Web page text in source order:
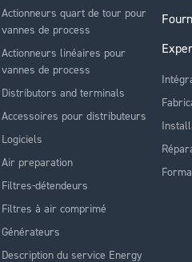
Actionneurs quart de tour pour
vannes de process
Actionneurs linéaires pour
vannes de process
Distributors and terminals
Accessoires pour distributeurs
Logiciels
Air preparation
Filtres-détendeurs
Filtres à air comprimé
Générateurs
Description du service Energy